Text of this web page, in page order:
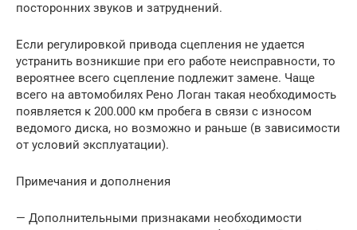
посторонних звуков и затруднений.
Если регулировкой привода сцепления не удается
устранить возникшие при его работе неисправности, то
вероятнее всего сцепление подлежит замене. Чаще
всего на автомобилях Рено Логан такая необходимость
появляется к 200.000 км пробега в связи с износом
ведомого диска, но возможно и раньше (в зависимости
от условий эксплуатации).
Примечания и дополнения
— Дополнительными признаками необходимости